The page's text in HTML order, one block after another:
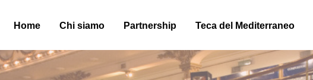
Home Chi siamo Partnership Teca del Mediterraneo